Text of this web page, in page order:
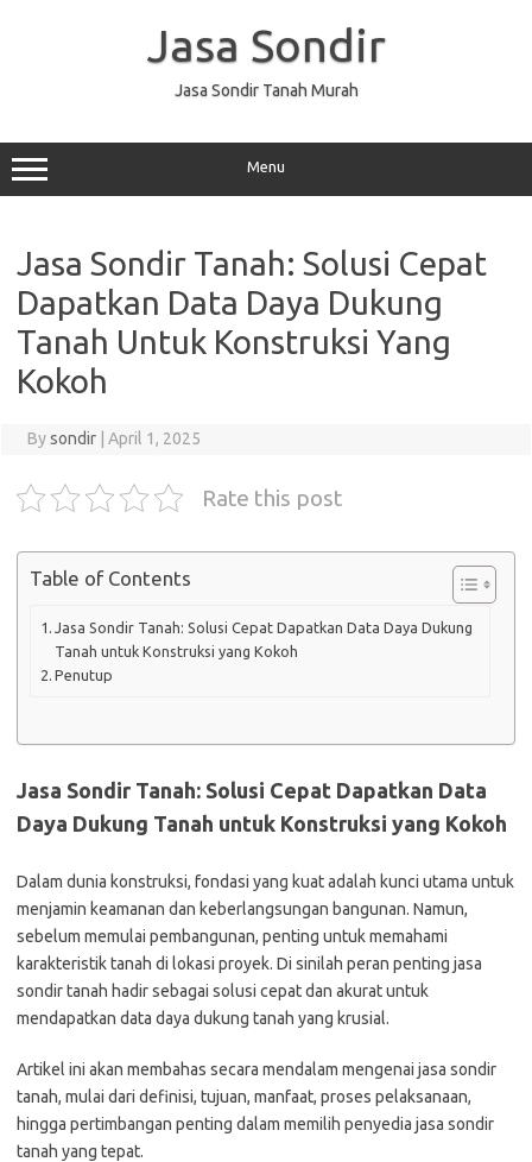
Jasa Sondir
Jasa Sondir Tanah Murah
Menu
Jasa Sondir Tanah: Solusi Cepat
Dapatkan Data Daya Dukung
Tanah Untuk Konstruksi Yang
Kokoh
Bysondir April 1, 2025
Rate this post
Table of Contents
Jasa Sondir Tanah: Solusi Cepat Dapatkan Data Daya Dukung
Tanah untuk Konstruksi yang Kokoh
Penutup
Jasa Sondir Tanah: Solusi Cepat Dapatkan Data
Daya Dukung Tanah untuk Konstruksi yang Kokoh
Dalam dunia konstruksi, fondasi yang kuat adalah kunci utama untuk
menjamin keamanan dan keberlangsungan bangunan. Namun,
sebelum memulai pembangunan, penting untuk memahami
karakteristik tanah di lokasi proyek. Di sinilah peran penting jasa
sondir tanah hadir sebagai solusi cepat dan akurat untuk
mendapatkan data daya dukung tanah yang krusial.
Artikel ini akan membahas secara mendalam mengenai jasa sondir
tanah, mulai dari definisi, tujuan, manfaat, proses pelaksanaan,
hingga pertimbangan penting dalam memilih penyedia jasa sondir
tanah yang tepat.